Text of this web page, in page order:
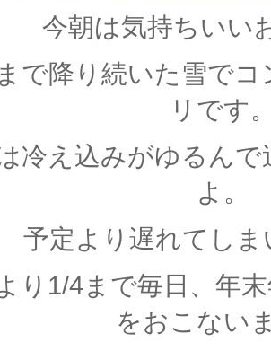
今朝は気持ちいい
で降り続いた雪で
リです
冷え込みがゆるん
よ。
予定より遅れてし
り1/4まで毎日、年
をおこない